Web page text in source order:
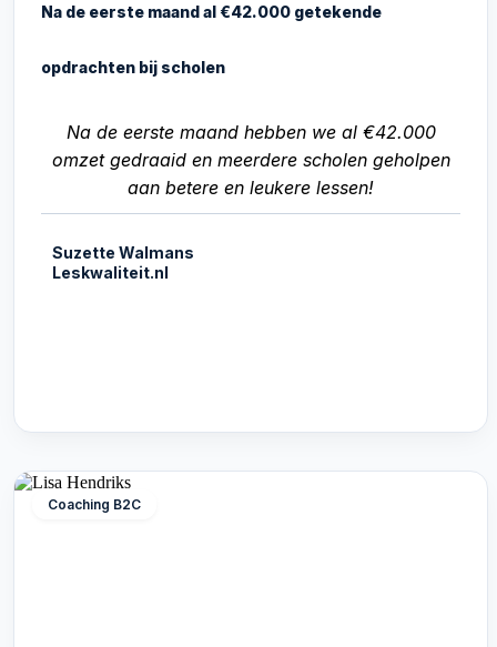
Na de eerste maand al €42.000 getekende
opdrachten bij scholen
Na de eerste maand hebben we al €42.000
omzet gedraaid en meerdere scholen geholpen
aan betere en leukere lessen!
Suzette Walmans
Leskwaliteit.nl
Coaching B2C